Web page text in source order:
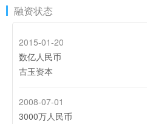
드래곤 리볼트
Chaos Legends
2016-03-25
蜗牛手游攻占美国等多地区
2016-03-16
时隔一年 回看蜗牛游戏的“韩
以《太极熊猫》为例，看动
融资状态
2015-01-20
数亿人民币
古玉资本
2008-07-01
3000万人民币